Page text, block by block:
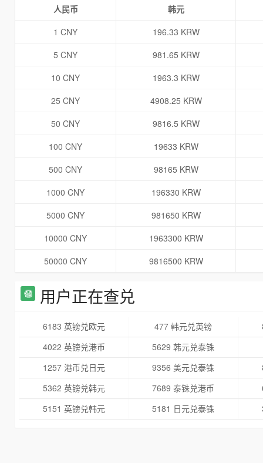
人民币
韩元
1 CNY
196.33 KRW
5 CNY
981.65 KRW
10 CNY
1963.3 KRW
25 CNY
4908.25 KRW
50 CNY
9816.5 KRW
100 CNY
19633 KRW
500 CNY
98165 KRW
1000 CNY
196330 KRW
5000 CNY
981650 KRW
10000 CNY
1963300 KRW
50000 CNY
9816500 KRW
用户正在查兑
6183 英镑兑欧元 477 韩元兑英镑
4022 英镑兑港币
5629 韩元兑泰铢
1257 港币兑日元
9356 美元兑泰铢
5362 英镑兑韩元
7689 泰铢兑港币
5151 英镑兑韩元
5181 日元兑泰铢